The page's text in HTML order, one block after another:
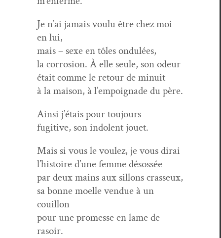
Je n’ai jamais voulu être chez moi
en lui,
mais – sexe en tôles ondulées,
la cor­ro­sion. À elle seule, son odeur
était comme le retour de minuit
à la mai­son, à l’empoignade du père.
Ain­si j’étais pour toujours
fugi­tive, son indo­lent jouet.
Mais si vous le voulez, je vous dirai
l’histoire d’une femme désossée
par deux mains aux sil­lons crasseux,
sa bonne moelle ven­due à un
couillon
pour une promesse en lame de
rasoir.